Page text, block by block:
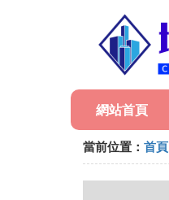
網站首頁
當前位置： 首頁